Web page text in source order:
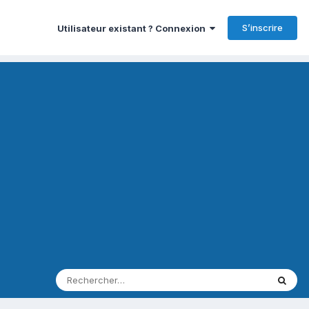
Utilisateur existant ? Connexion S’inscrire